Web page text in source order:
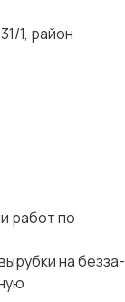
1, район
работ по
на без­за­